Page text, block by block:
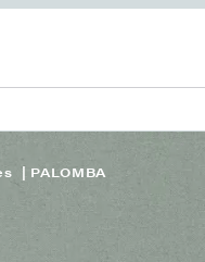
PALOMBA